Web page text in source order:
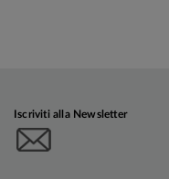
Iscriviti alla Newsletter